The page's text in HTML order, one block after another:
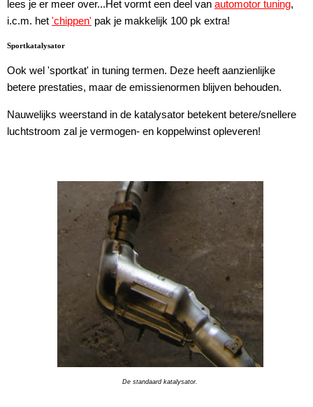
lees je er meer over...Het vormt een deel van automotor tuning,
i.c.m. het 'chippen' pak je makkelijk 100 pk extra!
Sportkatalysator
Ook wel 'sportkat' in tuning termen. Deze heeft aanzienlijke
betere prestaties, maar de emissienormen blijven behouden.
Nauwelijks weerstand in de katalysator betekent betere/snellere
luchtstroom zal je vermogen- en koppelwinst opleveren!
De standaard katalysator.